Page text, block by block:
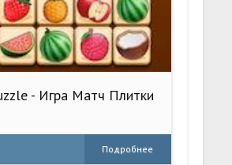
- Игра Матч Плитки
Подробнее